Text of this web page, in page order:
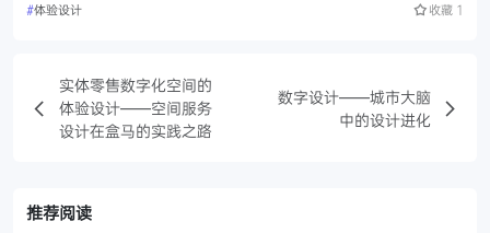
#体验设计 收藏 1
实体零售数字化空间的
体验设计——空间服务
设计在盒马的实践之路
数字设计——城市大脑
中的设计进化
推荐阅读